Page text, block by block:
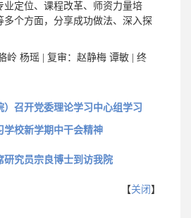
业定位、课程改革、师资力量培
多个方面，分享成功做法、深入探
岭 杨瑶 | 复审：赵静梅 谭敏 | 终
）召开党委理论学习中心组学习
学校新学期中干会精神
研究员宗良博士到访我院
【关闭 】